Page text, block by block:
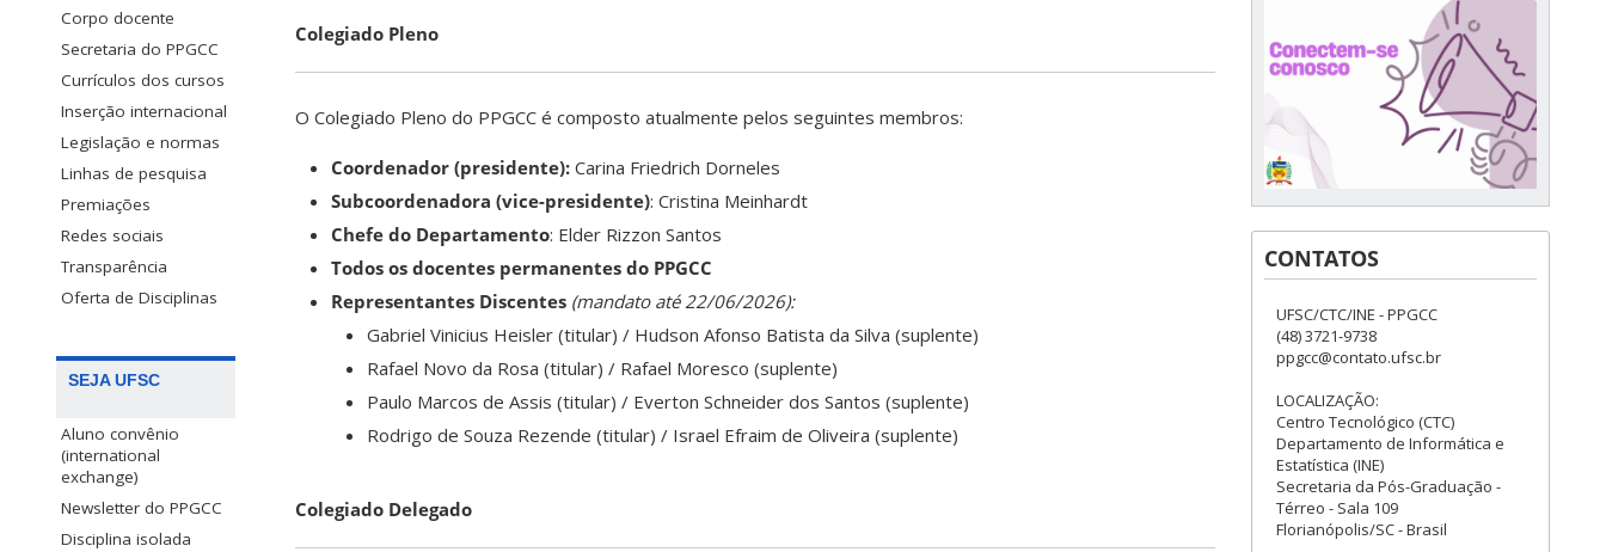
Corpo docente
Secretaria do PPGCC
Currículos dos cursos
Inserção internacional
Legislação e normas
Linhas de pesquisa
Premiações
Redes sociais
Transparência
Oferta de Disciplinas
SEJA UFSC
Aluno convênio
(international
exchange)
Newsletter do PPGCC
Disciplina isolada
Colegiado Pleno
O Colegiado Pleno do PPGCC é composto atualmente pelos seguintes membros:
Coordenador (presidente): Carina Friedrich Dorneles
Subcoordenadora (vice-presidente): Cristina Meinhardt
Chefe do Departamento: Elder Rizzon Santos
Todos os docentes permanentes do PPGCC
Representantes Discentes (mandato até 22/06/2026):
Gabriel Vinicius Heisler (titular) / Hudson Afonso Batista da Silva (suplente)
Rafael Novo da Rosa (titular) / Rafael Moresco (suplente)
Paulo Marcos de Assis (titular) / Everton Schneider dos Santos (suplente)
Rodrigo de Souza Rezende (titular) / Israel Efraim de Oliveira (suplente)
Colegiado Delegado
CONTATOS
UFSC/CTC/INE - PPGCC
(48) 3721-9738
ppgcc@contato.ufsc.br
LOCALIZAÇÃO:
Centro Tecnológico (CTC)
Departamento de Informática e
Estatística (INE)
Secretaria da Pós-Graduação -
Térreo - Sala 109
Florianópolis/SC - Brasil